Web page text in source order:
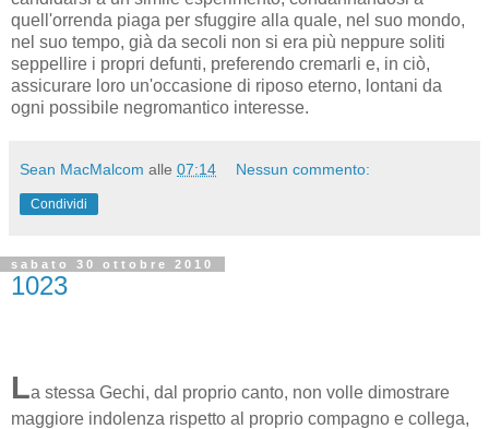
quell'orrenda piaga per sfuggire alla quale, nel suo mondo,
nel suo tempo, già da secoli non si era più neppure soliti
seppellire i propri defunti, preferendo cremarli e, in ciò,
assicurare loro un'occasione di riposo eterno, lontani da
ogni possibile negromantico interesse.
Sean MacMalcom alle 07:14 Nessun commento:
Condividi
sabato 30 ottobre 2010
1023
La stessa Gechi, dal proprio canto, non volle dimostrare
maggiore indolenza rispetto al proprio compagno e collega,